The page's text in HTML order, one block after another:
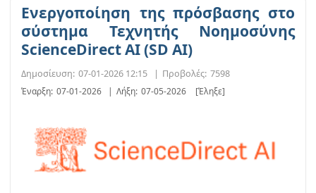
Eνεργοποίηση της πρόσβασης στο
σύστημα Τεχνητής Νοημοσύνης
ScienceDirect AI (SD AI)
Δημοσίευση: 07-01-2026 12:15 | Προβολές: 7598
Έναρξη: 07-01-2026 | Λήξη: 07-05-2026 [Έληξε]